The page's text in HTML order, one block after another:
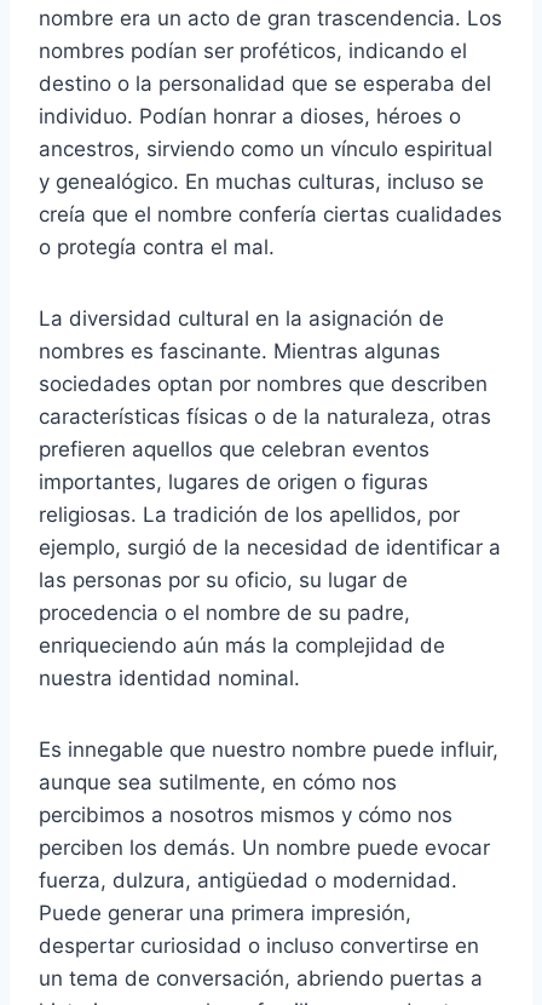
nombre era un acto de gran trascendencia. Los
nombres podían ser proféticos, indicando el
destino o la personalidad que se esperaba del
individuo. Podían honrar a dioses, héroes o
ancestros, sirviendo como un vínculo espiritual
y genealógico. En muchas culturas, incluso se
creía que el nombre confería ciertas cualidades
o protegía contra el mal.
La diversidad cultural en la asignación de
nombres es fascinante. Mientras algunas
sociedades optan por nombres que describen
características físicas o de la naturaleza, otras
prefieren aquellos que celebran eventos
importantes, lugares de origen o figuras
religiosas. La tradición de los apellidos, por
ejemplo, surgió de la necesidad de identificar a
las personas por su oficio, su lugar de
procedencia o el nombre de su padre,
enriqueciendo aún más la complejidad de
nuestra identidad nominal.
Es innegable que nuestro nombre puede influir,
aunque sea sutilmente, en cómo nos
percibimos a nosotros mismos y cómo nos
perciben los demás. Un nombre puede evocar
fuerza, dulzura, antigüedad o modernidad.
Puede generar una primera impresión,
despertar curiosidad o incluso convertirse en
un tema de conversación, abriendo puertas a